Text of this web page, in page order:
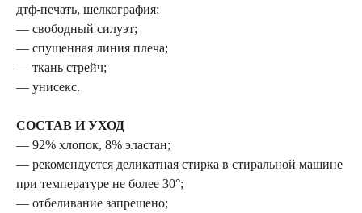
дтф-печать, шелкография;
— свободный силуэт;
— спущенная линия плеча;
— ткань стрейч;
— унисекс.
СОСТАВ И УХОД
— 92% хлопок, 8% эластан;
— рекомендуется деликатная стирка в стиральной машине
при температуре не более 30°;
— отбеливание запрещено;